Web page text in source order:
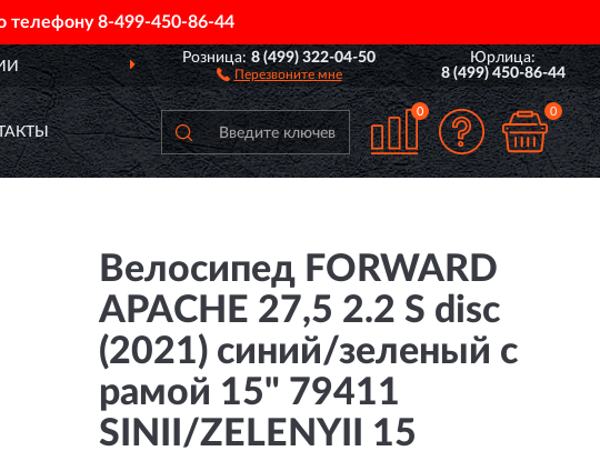
телефону8-499-450-86-44
ПО ВСЕЙ РОССИИ ПОЛНЫЙ
Розница:8 (499) 322-04-50
Перезвоните мне
Юрлица:
8 (499) 450-86-44
0 0
Велосипед FORWARD
APACHE 27,5 2.2 S disc
(2021) синий/зеленый с
рамой 15" 79411
SINII/ZELENYII 15